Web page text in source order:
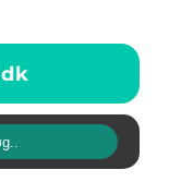
dk